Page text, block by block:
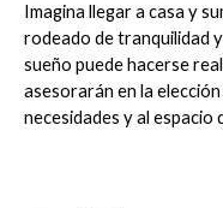
Imagina llegar a casa y
rodeado de tranquilidad
sueño puede hacerse
asesorarán en la
necesidades y al espacio